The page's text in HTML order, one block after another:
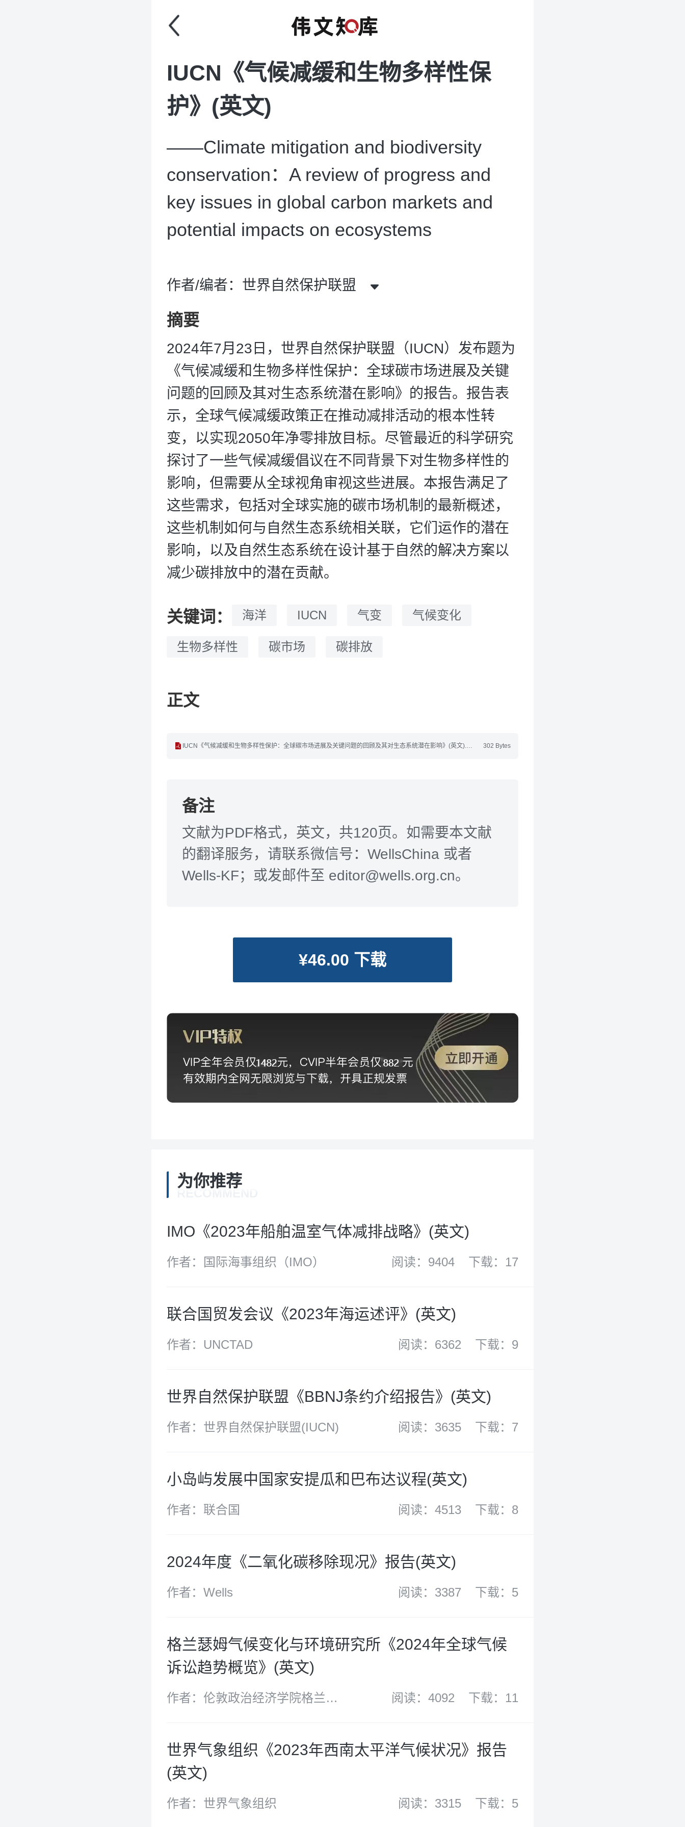
IUCN《气候减缓和生物多样性保
护》(英文)
——Climate mitigation and biodiversity
conservation：A review of progress and
key issues in global carbon markets and
potential impacts on ecosystems
作者/编者：世界自然保护联盟
摘要
2024年7月23日，世界自然保护联盟（IUCN）发布题为
《气候减缓和生物多样性保护：全球碳市场进展及关键
问题的回顾及其对生态系统潜在影响》的报告。报告表
示，全球气候减缓政策正在推动减排活动的根本性转
变，以实现2050年净零排放目标。尽管最近的科学研究
探讨了一些气候减缓倡议在不同背景下对生物多样性的
影响，但需要从全球视角审视这些进展。本报告满足了
这些需求，包括对全球实施的碳市场机制的最新概述，
这些机制如何与自然生态系统相关联，它们运作的潜在
影响，以及自然生态系统在设计基于自然的解决方案以
减少碳排放中的潜在贡献。
关键词： 海洋 IUCN 气变 气候变化
生物多样性 碳市场 碳排放
正文
302 Bytes
IUCN《气候减缓和生物多样性保护：全球碳市场进展及关键问题的回顾及其对生态系统潜在影响》(英文).pdf
备注
文献为PDF格式，英文，共120页。如需要本文献
的翻译服务，请联系微信号：WellsChina 或者
Wells-KF；或发邮件至 editor@wells.org.cn。
¥46.00 下载
为你推荐
RECOMMEND
IMO《2023年船舶温室气体减排战略》(英文)
作者：国际海事组织（IMO） 阅读：9404 下载：17
联合国贸发会议《2023年海运述评》(英文)
作者：UNCTAD 阅读：6362 下载：9
世界自然保护联盟《BBNJ条约介绍报告》(英文)
作者：世界自然保护联盟(IUCN) 阅读：3635 下载：7
小岛屿发展中国家安提瓜和巴布达议程(英文)
作者：联合国 阅读：4513 下载：8
2024年度《二氧化碳移除现况》报告(英文)
作者：Wells 阅读：3387 下载：5
格兰瑟姆气候变化与环境研究所《2024年全球气候
诉讼趋势概览》(英文)
作者：伦敦政治经济学院格兰瑟
阅读：4092 下载：11
世界气象组织《2023年西南太平洋气候状况》报告
(英文)
作者：世界气象组织 阅读：3315 下载：5